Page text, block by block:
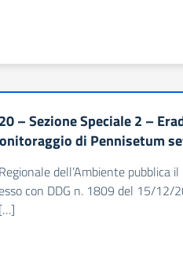
– Sezione Speciale 2 –
di Pennisetum
dell’Ambiente
con DDG n. 1809 del 15/12/